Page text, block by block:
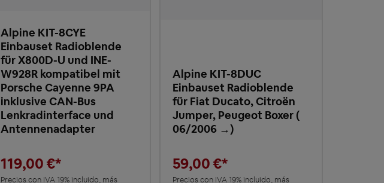
Alpine KIT-8CYE
Einbauset Radioblende
für X800D-U und INE-
W928R kompatibel mit
Porsche Cayenne 9PA
inklusive CAN-Bus
Lenkradinterface und
Antennenadapter
119,00 €*
Precios con IVA 19% incluido, más
Alpine KIT-8DUC
Einbauset Radioblende
für Fiat Ducato, Citroën
Jumper, Peugeot Boxer (
06/2006 →)
59,00 €*
Precios con IVA 19% incluido, más